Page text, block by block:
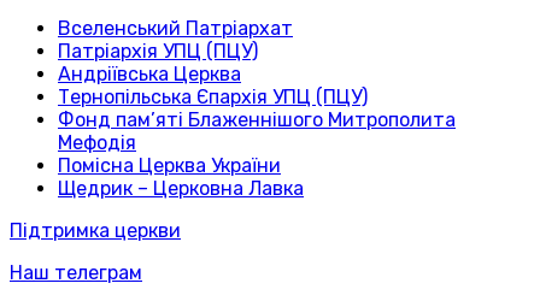
Вселенський Патріархат
Патріархія УПЦ (ПЦУ)
Андріївська Церква
Тернопільська Єпархія УПЦ (ПЦУ)
Фонд пам’яті Блаженнішого Митрополита
Мефодія
Помісна Церква України
Щедрик – Церковна Лавка
Підтримка церкви
Наш телеграм